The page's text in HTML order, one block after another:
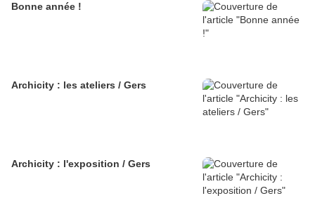
Bonne année !
Archicity : les ateliers / Gers
Archicity : l'exposition / Gers